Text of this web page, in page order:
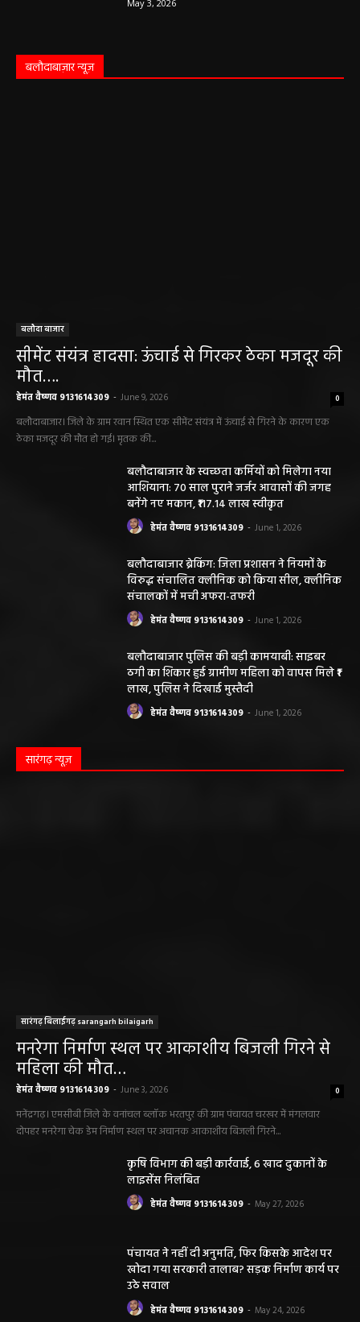
May 3, 2026
बलौदाबाज़ार न्यूज़
बलौदा बाजार
सीमेंट संयंत्र हादसा: ऊंचाई से गिरकर ठेका मजदूर की
मौत….
हेमंत वैष्णव 9131614309 - June 9, 2026 0
बलौदाबाजार। जिले के ग्राम रवान स्थित एक सीमेंट संयंत्र में ऊंचाई से गिरने के कारण एक
ठेका मजदूर की मौत हो गई। मृतक की...
बलौदाबाजार के स्वच्छता कर्मियों को मिलेगा नया
आशियाना: 70 साल पुराने जर्जर आवासों की जगह
बनेंगे नए मकान, ₹117.14 लाख स्वीकृत
हेमंत वैष्णव 9131614309 - June 1, 2026
बलौदाबाजार ब्रेकिंग: जिला प्रशासन ने नियमों के
विरुद्ध संचालित क्लीनिक को किया सील, क्लीनिक
संचालकों में मची अफरा-तफरी
हेमंत वैष्णव 9131614309 - June 1, 2026
बलौदाबाजार पुलिस की बड़ी कामयाबी: साइबर
ठगी का शिकार हुई ग्रामीण महिला को वापस मिले ₹1
लाख, पुलिस ने दिखाई मुस्तैदी
हेमंत वैष्णव 9131614309 - June 1, 2026
सारंगढ़ न्यूज़
सारंगढ़ बिलाईगढ़ sarangarh bilaigarh
मनरेगा निर्माण स्थल पर आकाशीय बिजली गिरने से
महिला की मौत…
हेमंत वैष्णव 9131614309 - June 3, 2026 0
मनेंद्रगढ़। एमसीबी जिले के वनांचल ब्लॉक भरतपुर की ग्राम पंचायत चरखर में मंगलवार
दोपहर मनरेगा चेक डेम निर्माण स्थल पर अचानक आकाशीय बिजली गिरने...
कृषि विभाग की बड़ी कार्रवाई, 6 खाद दुकानों के
लाइसेंस निलंबित
हेमंत वैष्णव 9131614309 - May 27, 2026
पंचायत ने नहीं दी अनुमति, फिर किसके आदेश पर
खोदा गया सरकारी तालाब? सड़क निर्माण कार्य पर
उठे सवाल
हेमंत वैष्णव 9131614309 - May 24, 2026